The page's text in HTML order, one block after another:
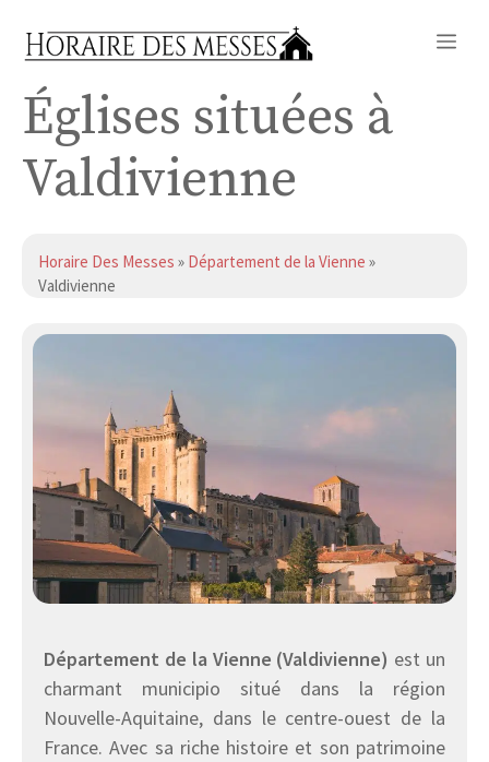
Églises situées à
Valdivienne
Horaire Des Messes » Département de la Vienne »
Valdivienne
Département de la Vienne (Valdivienne) est un
charmant municipio situé dans la région
Nouvelle-Aquitaine, dans le centre-ouest de la
France. Avec sa riche histoire et son patrimoine